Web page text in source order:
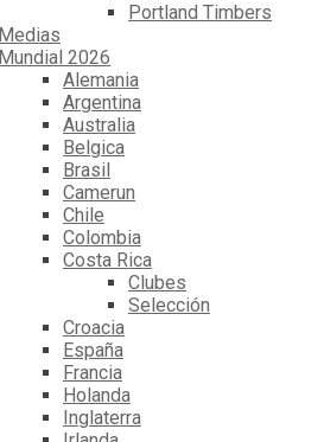
Portland Timbers
Medias
Mundial 2026
Alemania
Argentina
Australia
Belgica
Brasil
Camerun
Chile
Colombia
Costa Rica
Clubes
Selección
Croacia
España
Francia
Holanda
Inglaterra